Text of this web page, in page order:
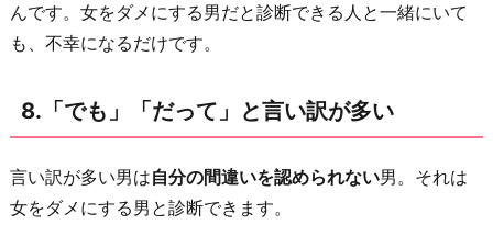
んです。女をダメにする男だと診断できる人と一緒にいて
も、不幸になるだけです。
8.「でも」「だって」と言い訳が多い
言い訳が多い男は自分の間違いを認められない男。それは
女をダメにする男と診断できます。